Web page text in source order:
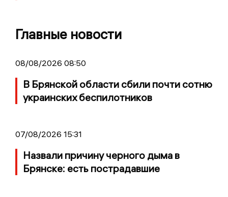
Главные новости
08/08/2026 08:50
В Брянской области сбили почти сотню
украинских беспилотников
07/08/2026 15:31
Назвали причину черного дыма в
Брянске: есть пострадавшие